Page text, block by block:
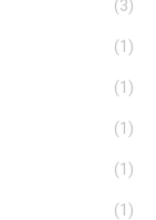
(3)
(1)
(1)
(1)
(1)
(1)